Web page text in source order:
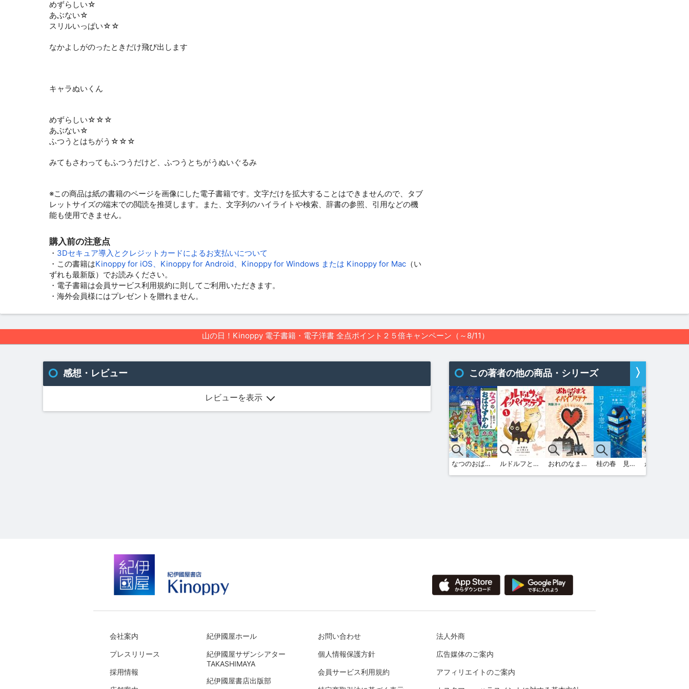
めずらしい☆
あぶない☆
スリルいっぱい☆☆
なかよしがのったときだけ飛び出します
キャラぬいくん
めずらしい☆☆☆
あぶない☆
ふつうとはちがう☆☆☆
みてもさわってもふつうだけど、ふつうとちがうぬいぐるみ
※この商品は紙の書籍のページを画像にした電子書籍です。文字だけを拡大することはできませんので、タブ
レットサイズの端末での閲読を推奨します。また、文字列のハイライトや検索、辞書の参照、引用などの機
能も使用できません。
購入前の注意点
・ 3Dセキュア導入とクレジットカードによるお支払いについて
・この書籍はKinoppy for iOS、Kinoppy for Android、Kinoppy for Windows または Kinoppy for Mac （い
ずれも最新版）でお読みください。
・電子書籍は会員サービス利用規約に則してご利用いただきます。
・海外会員様にはプレゼントを贈れません。
山の日！Kinoppy 電子書籍・電子洋書 全点ポイント２５倍キャンペーン（～8/11）
感想・レビュー
レビューを表示
この著者の他の商品・シリーズ n
なつのおばけずかん おばけはなびたいかい ルドルフとイッパイアッテナ（１） おれのなまえはイッパイアッテナ ルドルフとイッパイアッテナ外伝 桂の春 見あげればロフトの窓に
会社案内
プレスリリース
採用情報
紀伊國屋ホール
紀伊國屋サザンシアター
TAKASHIMAYA
紀伊國屋書店出版部
お問い合わせ
個人情報保護方針
会員サービス利用規約
法人外商
広告媒体のご案内
アフィリエイトのご案内